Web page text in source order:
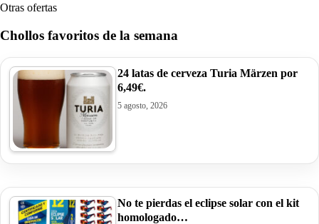
Otras ofertas
Chollos favoritos de la semana
24 latas de cerveza Turia Märzen por
6,49€.
5 agosto, 2026
No te pierdas el eclipse solar con el kit
homologado…